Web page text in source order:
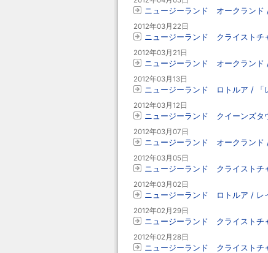
ニュージーランド オークランド
2012年03月22日
ニュージーランド クライストチ
2012年03月21日
ニュージーランド オークランド
2012年03月13日
ニュージーランド ロトルア / 「
2012年03月12日
ニュージーランド クイーンズタ
2012年03月07日
ニュージーランド オークランド
2012年03月05日
ニュージーランド クライストチ
2012年03月02日
ニュージーランド ロトルア / レ
2012年02月29日
ニュージーランド クライストチ
2012年02月28日
ニュージーランド クライストチ